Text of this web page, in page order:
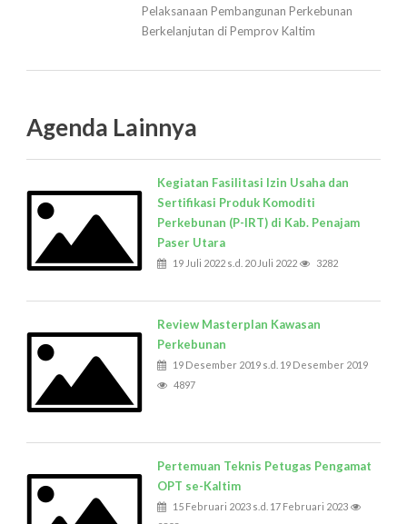
Pelaksanaan Pembangunan Perkebunan
Berkelanjutan di Pemprov Kaltim
Agenda Lainnya
Kegiatan Fasilitasi Izin Usaha dan
Sertifikasi Produk Komoditi
Perkebunan (P-IRT) di Kab. Penajam
Paser Utara
19 Juli 2022 s.d. 20 Juli 2022 3282
Review Masterplan Kawasan
Perkebunan
19 Desember 2019 s.d. 19 Desember 2019
4897
Pertemuan Teknis Petugas Pengamat
OPT se-Kaltim
15 Februari 2023 s.d. 17 Februari 2023